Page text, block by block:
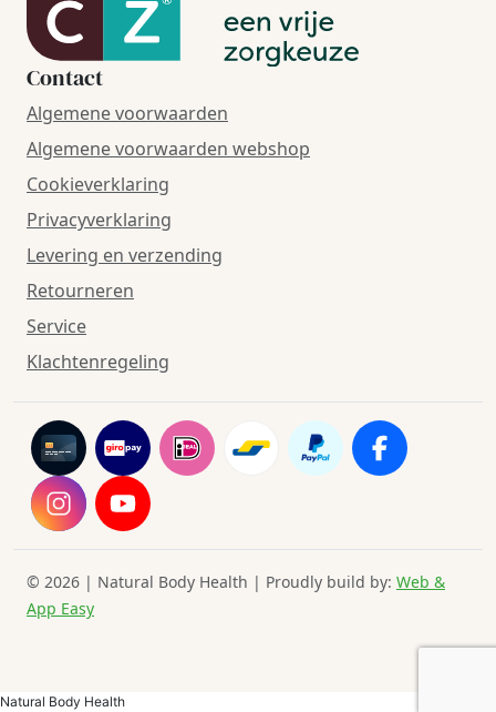
Contact
Algemene voorwaarden
Algemene voorwaarden webshop
Cookieverklaring
Privacyverklaring
Levering en verzending
Retourneren
Service
Klachtenregeling
© 2026 | Natural Body Health | Proudly build by: Web &
App Easy
Natural Body Health